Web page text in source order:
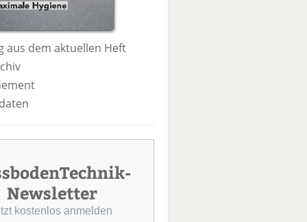
aus dem aktuellen Heft
Newsletter
kostenlos anmelden